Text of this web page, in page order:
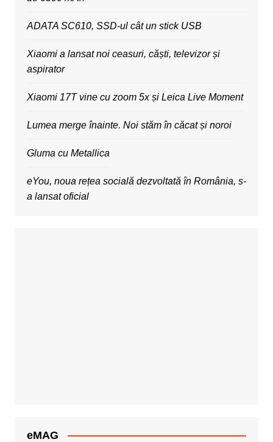
ADATA SC610, SSD-ul cât un stick USB
Xiaomi a lansat noi ceasuri, căști, televizor și
aspirator
Xiaomi 17T vine cu zoom 5x și Leica Live Moment
Lumea merge înainte. Noi stăm în căcat și noroi
Gluma cu Metallica
eYou, noua rețea socială dezvoltată în România, s-
a lansat oficial
eMAG